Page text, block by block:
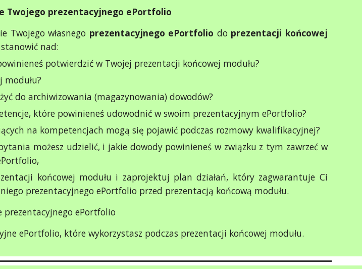
Twojego prezentacyjnego ePortfolio
Twojego własnego prezentacyjnego ePortfolio do prezentacji końcowej
nad:
potwierdzić w Twojej prezentacji końcowej modułu?
modułu?
do archiwizowania (magazynowania) dowodów?
które powinieneś udowodnić w swoim prezentacyjnym ePortfolio?
na kompetencjach mogą się pojawić podczas rozmowy kwalifikacyjnej?
możesz udzielić, i jakie dowody powinieneś w związku z tym zawrzeć w
końcowej modułu i zaprojektuj plan działań, który zagwarantuje Ci
prezentacyjnego ePortfolio przed prezentacją końcową modułu.
ePortfolio
ePortfolio, które wykorzystasz podczas prezentacji końcowej modułu.